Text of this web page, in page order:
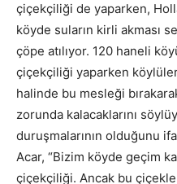
çiçekçiliği de yaparken,
köyde suların kirli akması
çöpe atılıyor. 120 haneli
çiçekçiliği yaparken
halinde bu mesleği
zorunda kalacaklarını
duruşmalarının olduğunu
Acar, “Bizim köyde geçim
çiçekçiliği. Ancak bu